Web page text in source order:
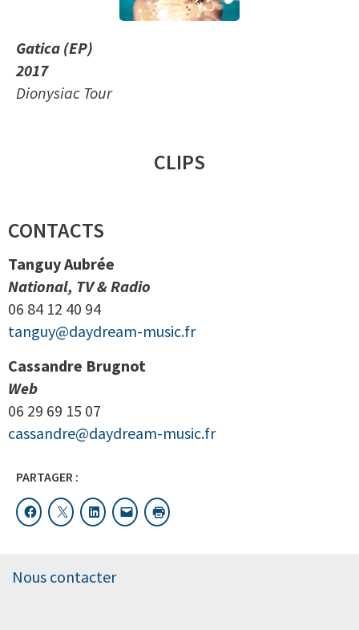
Gatica (EP)
2017
Dionysiac Tour
CLIPS
CONTACTS
Tanguy Aubrée
National, TV & Radio
06 84 12 40 94
tanguy@daydream-music.fr
Cassandre Brugnot
Web
06 29 69 15 07
cassandre@daydream-music.fr
PARTAGER :
Nous contacter